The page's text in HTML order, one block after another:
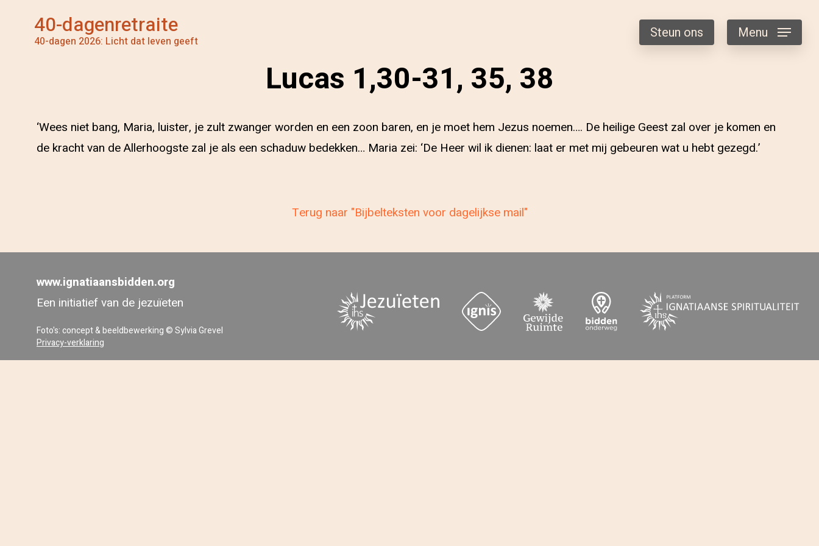
40-dagenretraite
40-dagen 2026: Licht dat leven geeft Steun ons Menu
Lucas 1,30-31, 35, 38
‘Wees niet bang, Maria, luister, je zult zwanger worden en een zoon baren, en je moet hem Jezus noemen…. De heilige Geest zal over je komen en
de kracht van de Allerhoogste zal je als een schaduw bedekken… Maria zei: ‘De Heer wil ik dienen: laat er met mij gebeuren wat u hebt gezegd.’
Terug naar "Bijbelteksten voor dagelijkse mail"
www.ignatiaansbidden.org
Een initiatief van de jezuïeten
Foto's: concept & beeldbewerking © Sylvia Grevel
Privacy-verklaring